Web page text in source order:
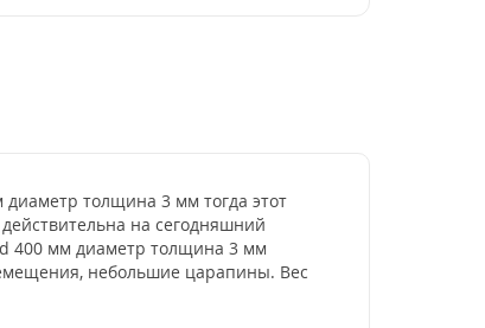
диаметр толщина 3 мм тогда этот
на сегодняшний
d 400 мм диаметр толщина 3 мм
небольшие царапины. Вес